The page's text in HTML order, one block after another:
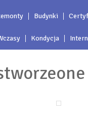
Budynki
Kondycja